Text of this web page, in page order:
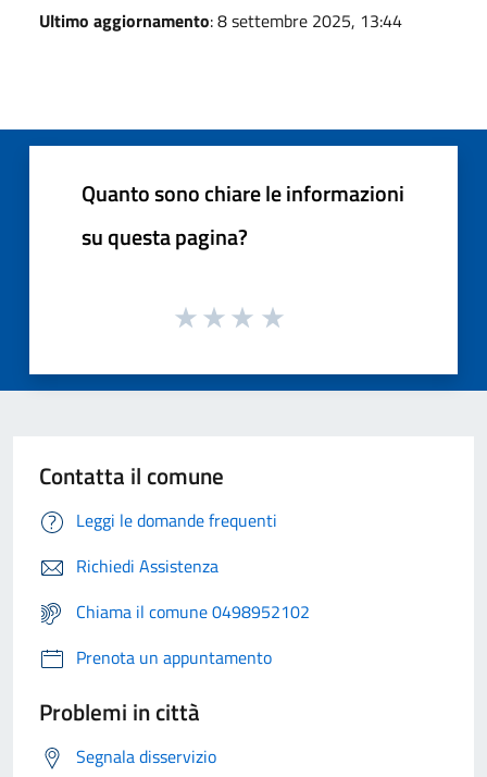
Ultimo aggiornamento: 8 settembre 2025, 13:44
Quanto sono chiare le informazioni
su questa pagina?
Contatta il comune
Leggi le domande frequenti
Richiedi Assistenza
Chiama il comune 0498952102
Prenota un appuntamento
Problemi in città
Segnala disservizio